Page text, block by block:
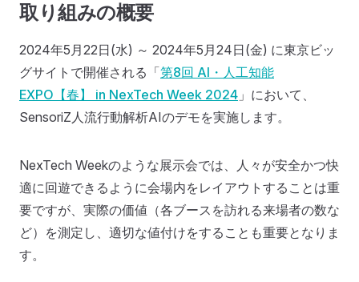
取り組みの概要
2024年5月22日(水) ～ 2024年5月24日(金) に東京ビッ
グサイトで開催される「第8回 AI・人工知能
EXPO【春】 in NexTech Week 2024 」において、
SensoriZ人流行動解析AIのデモを実施します。
NexTech Weekのような展示会では、人々が安全かつ快
適に回遊できるように会場内をレイアウトすることは重
要ですが、実際の価値（各ブースを訪れる来場者の数な
ど）を測定し、適切な値付けをすることも重要となりま
す。